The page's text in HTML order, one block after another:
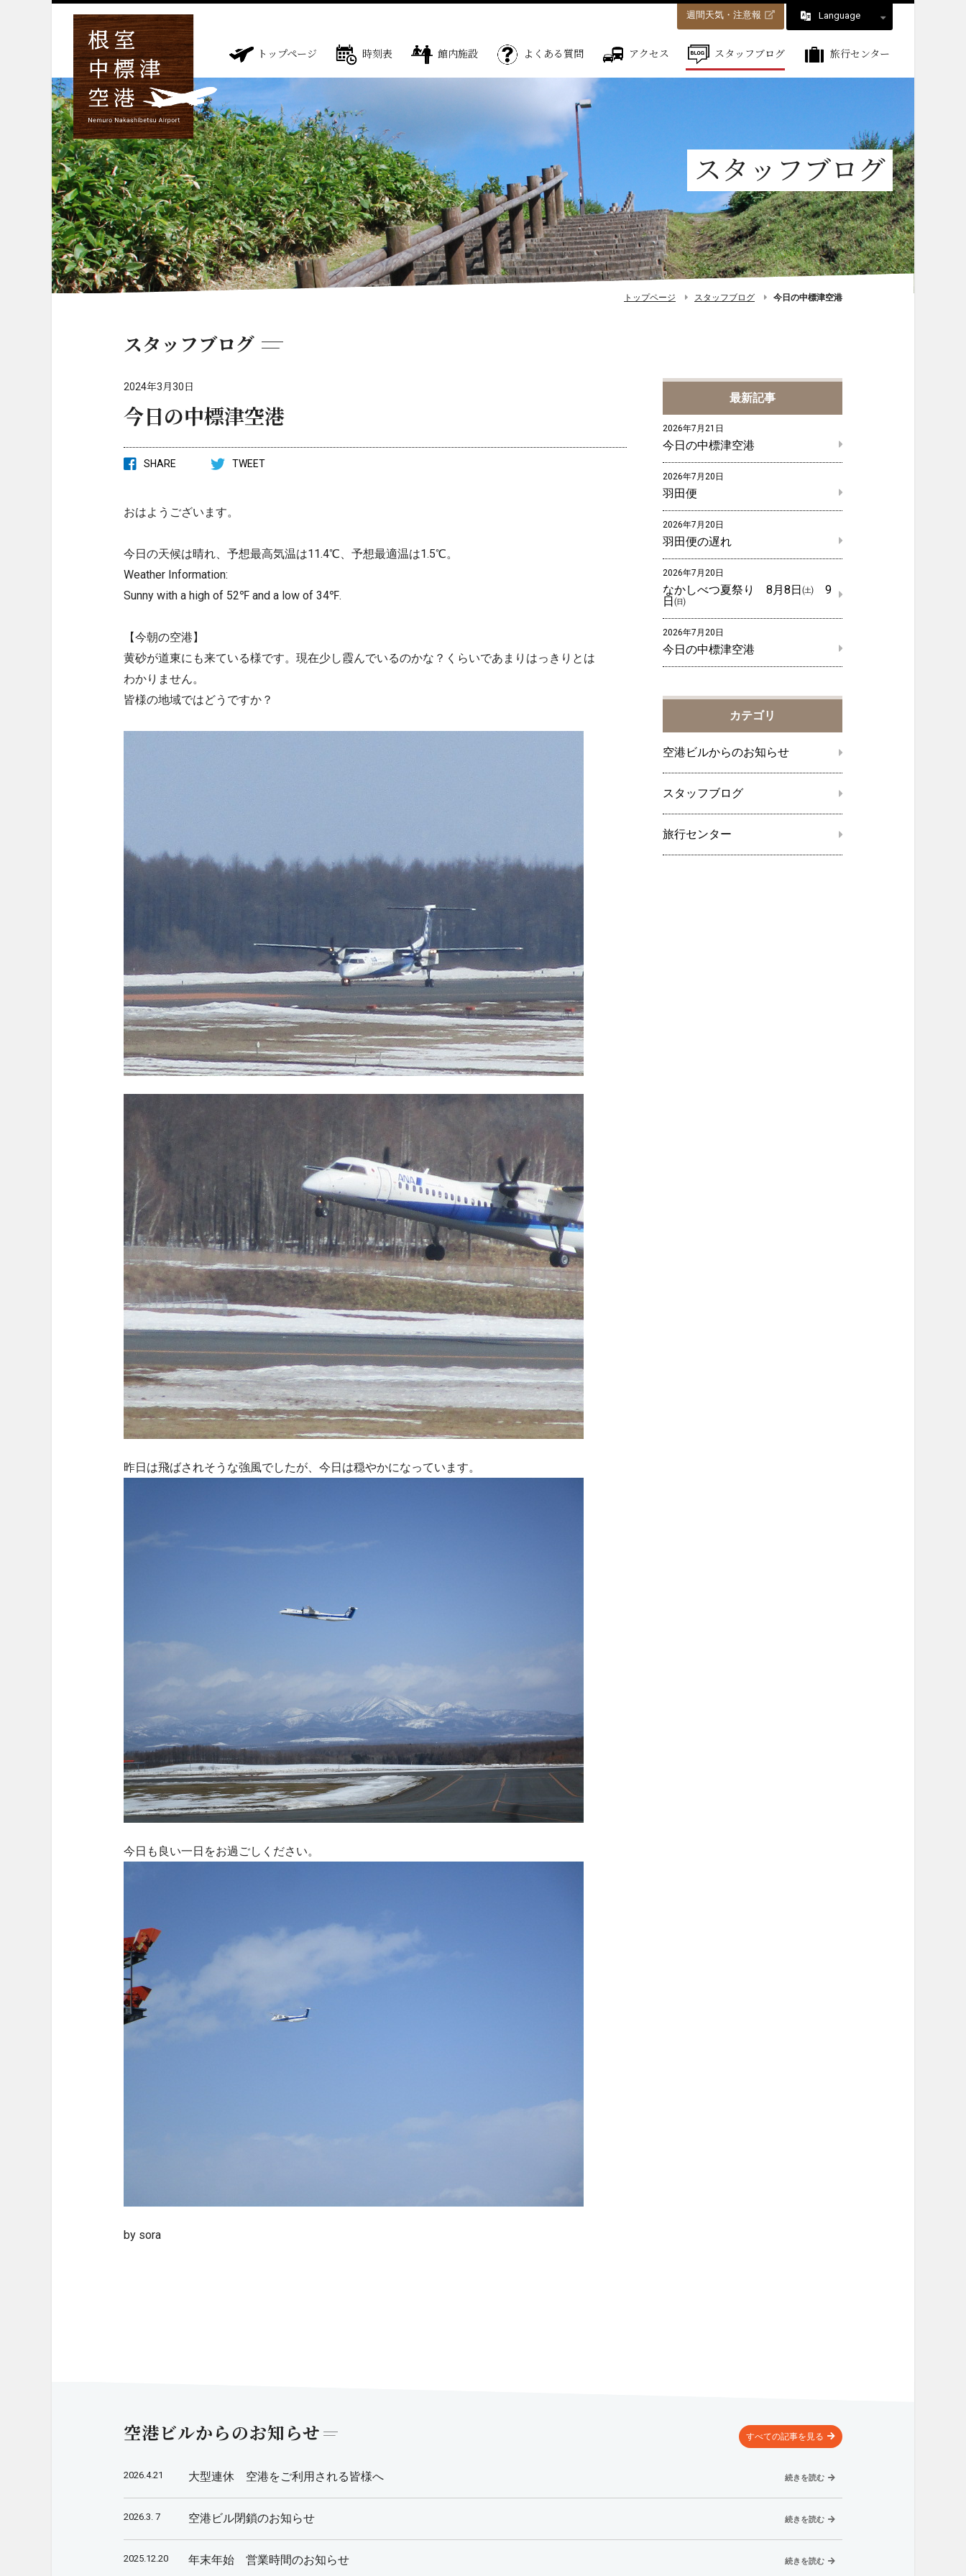
トップページ 時刻表 館内施設 よくある質問 アクセス スタッフブログ 旅行センター
週間天気・注意報 Language
スタッフブログ
トップページ スタッフブログ 今日の中標津空港
スタッフブログ
2024年3月30日
今日の中標津空港
SHARE TWEET
おはようございます。
今日の天候は晴れ、予想最高気温は11.4℃、予想最適温は1.5℃。
Weather Information:
Sunny with a high of 52℉ and a low of 34℉.
【今朝の空港】
黄砂が道東にも来ている様です。現在少し霞んでいるのかな？くらいであまりはっきりとは
わかりません。
皆様の地域ではどうですか？
昨日は飛ばされそうな強風でしたが、今日は穏やかになっています。
今日も良い一日をお過ごしください。
by sora
最新記事
2026年7月21日
今日の中標津空港
2026年7月20日
羽田便
2026年7月20日
羽田便の遅れ
2026年7月20日
なかしべつ夏祭り 8月8日㈯ 9
日㈰
2026年7月20日
今日の中標津空港
カテゴリ
空港ビルからのお知らせ
スタッフブログ
旅行センター
空港ビルからのお知らせ すべての記事を見る
2026.4.21 大型連休 空港をご利用される皆様へ 続きを読む
2026.3. 7 空港ビル閉鎖のお知らせ 続きを読む
2025.12.20 年末年始 営業時間のお知らせ 続きを読む